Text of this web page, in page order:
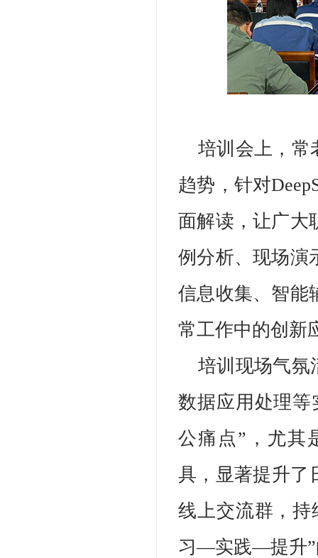
培训会上，常
趋势，针对
面解读，让广大
例分析、现场演
信息收集、智能
常工作中的创新
培训现场气氛
数据应用处理等
公痛点”，尤其
具，显著提升了
线上交流群，持
习—实践—提升”